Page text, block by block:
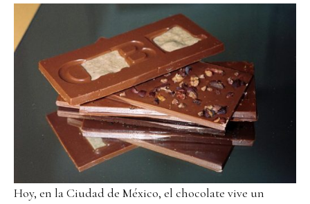
Hoy, en la Ciudad de México, el chocolate vive un